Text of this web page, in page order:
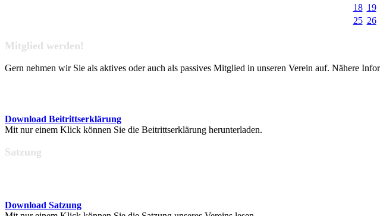
18 19
25 26
Mitglied werden!
Gern nehmen wir Sie als aktives oder auch als passives Mitglied in unseren Verein auf. Nähere
Download Beitrittserklärung
Mit nur einem Klick können Sie die Beitrittserklärung herunterladen.
Satzung
Download Satzung